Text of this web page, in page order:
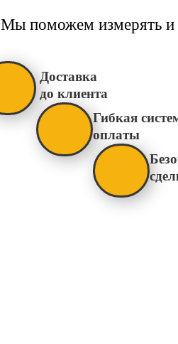
Мы поможем измерять и
Доставка
до клиента
Гибкая
оплаты